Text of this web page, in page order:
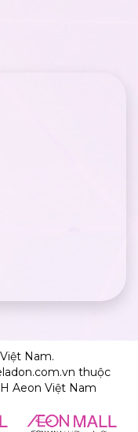
Nam.
thuộc
Aeon Việt Nam